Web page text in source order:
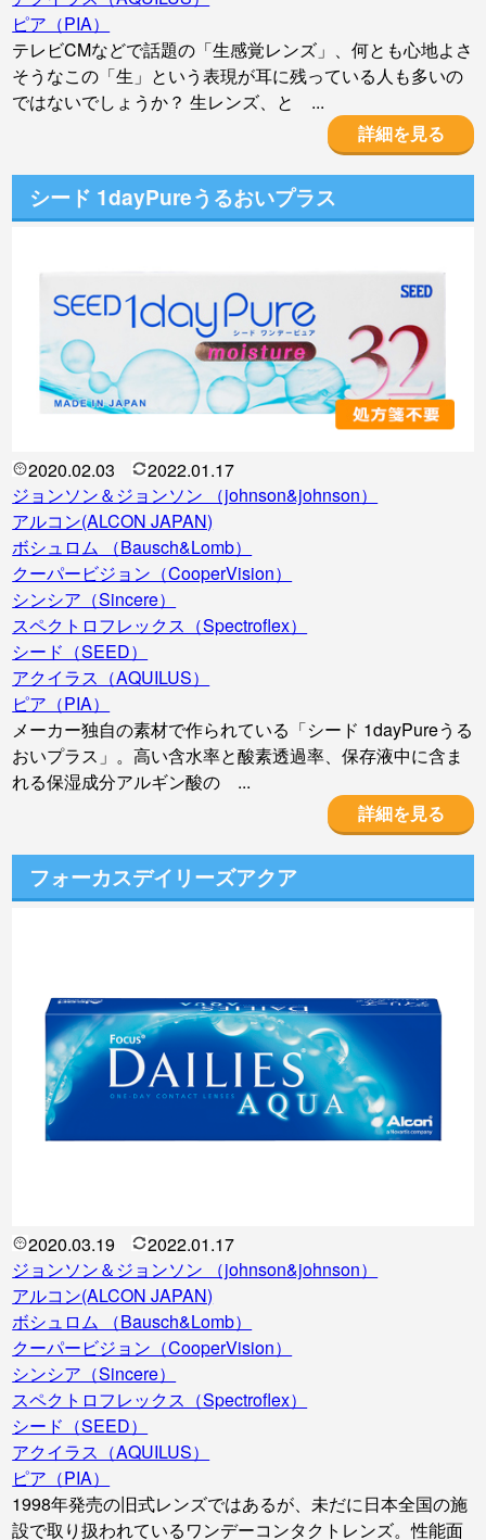
ピア（PIA）
テレビCMなどで話題の「生感覚レンズ」、何とも心地よさ
そうなこの「生」という表現が耳に残っている人も多いの
ではないでしょうか？ 生レンズ、と ...
詳細を見る
シード 1dayPureうるおいプラス
2020.02.03
2022.01.17
ジョンソン＆ジョンソン （johnson&johnson）
アルコン(ALCON JAPAN)
ボシュロム （Bausch&Lomb）
クーパービジョン（CooperVision）
シンシア（Sincere）
スペクトロフレックス（Spectroflex）
シード（SEED）
アクイラス（AQUILUS）
ピア（PIA）
メーカー独自の素材で作られている「シード 1dayPureうる
おいプラス」。高い含水率と酸素透過率、保存液中に含ま
れる保湿成分アルギン酸の ...
詳細を見る
フォーカスデイリーズアクア
2020.03.19
2022.01.17
ジョンソン＆ジョンソン （johnson&johnson）
アルコン(ALCON JAPAN)
ボシュロム （Bausch&Lomb）
クーパービジョン（CooperVision）
シンシア（Sincere）
スペクトロフレックス（Spectroflex）
シード（SEED）
アクイラス（AQUILUS）
ピア（PIA）
1998年発売の旧式レンズではあるが、未だに日本全国の施
設で取り扱われているワンデーコンタクトレンズ。性能面